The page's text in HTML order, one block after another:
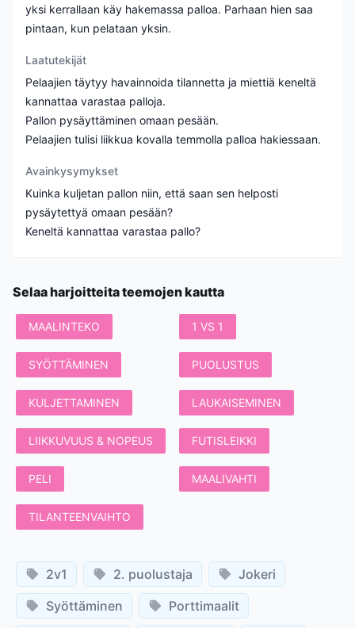
yksi kerrallaan käy hakemassa palloa. Parhaan hien saa
pintaan, kun pelataan yksin.
Laatutekijät
Pelaajien täytyy havainnoida tilannetta ja miettiä keneltä
kannattaa varastaa palloja.
Pallon pysäyttäminen omaan pesään.
Pelaajien tulisi liikkua kovalla temmolla palloa hakiessaan.
Avainkysymykset
Kuinka kuljetan pallon niin, että saan sen helposti
pysäytettyä omaan pesään?
Keneltä kannattaa varastaa pallo?
Selaa harjoitteita teemojen kautta
MAALINTEKO 1 VS 1
SYÖTTÄMINEN PUOLUSTUS
KULJETTAMINEN LAUKAISEMINEN
LIIKKUVUUS & NOPEUS FUTISLEIKKI
PELI MAALIVAHTI
TILANTEENVAIHTO
2v1 2. puolustaja
Jokeri
Syöttäminen
Porttimaalit